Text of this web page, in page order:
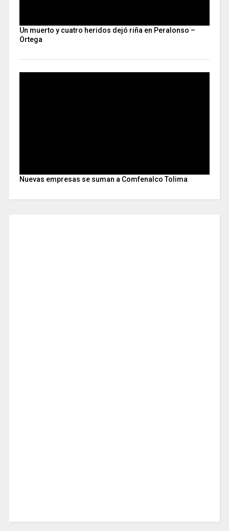
Un muerto y cuatro heridos dejó riña en Peralonso –
Ortega
Nuevas empresas se suman a Comfenalco Tolima